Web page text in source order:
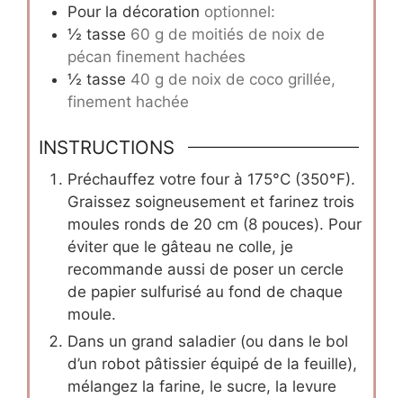
Pour la décoration optionnel:
½ tasse 60 g de moitiés de noix de
pécan finement hachées
½ tasse 40 g de noix de coco grillée,
finement hachée
INSTRUCTIONS
Préchauffez votre four à 175°C (350°F).
Graissez soigneusement et farinez trois
moules ronds de 20 cm (8 pouces). Pour
éviter que le gâteau ne colle, je
recommande aussi de poser un cercle
de papier sulfurisé au fond de chaque
moule.
Dans un grand saladier (ou dans le bol
d’un robot pâtissier équipé de la feuille),
mélangez la farine, le sucre, la levure